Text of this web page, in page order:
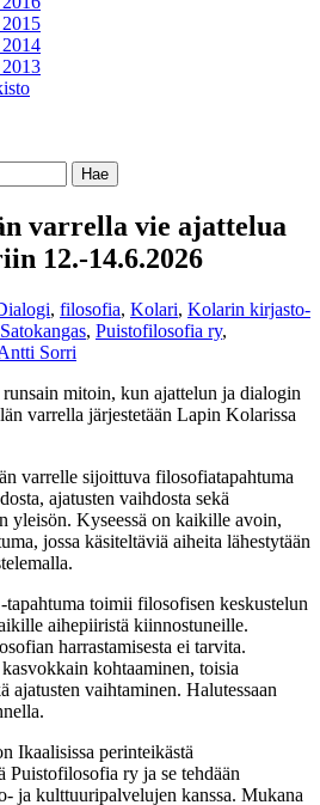
varrella vie ajattelua
12.-14.6.2026
, filosofia, Kolari, Kolarin kirjasto-
, Puistofilosofia ry,
Sorri
mitoin, kun ajattelun ja dialogin
varrella järjestetään Lapin Kolarissa
varrelle sijoittuva filosofiatapahtuma
ajatusten vaihdosta sekä
yleisön. Kyseessä on kaikille avoin,
jossa käsiteltäviä aiheita lähestytään
toimii filosofisen keskustelun
aihepiiristä kiinnostuneille.
harrastamisesta ei tarvita.
kohtaaminen, toisia
ajatusten vaihtaminen. Halutessaan
Ikaalisissa perinteikästä
Puistofilosofia ry ja se tehdään
ja kulttuuripalvelujen kanssa. Mukana